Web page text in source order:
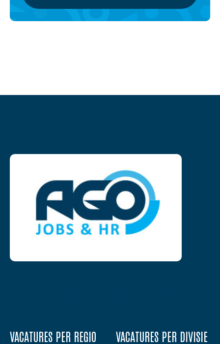
VACATURES PER REGIO VACATURES PER DIVISIE